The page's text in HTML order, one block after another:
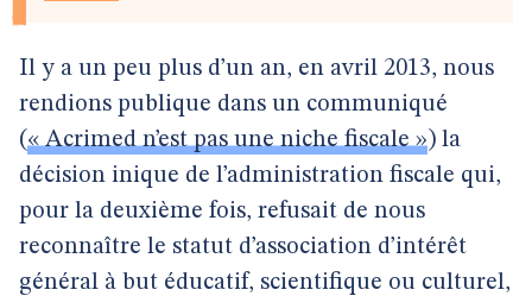
Il y a un peu plus d’un an, en avril 2013, nous
rendions publique dans un communiqué
(« Acrimed n’est pas une niche fiscale ») la
décision inique de l’administration fiscale qui,
pour la deuxième fois, refusait de nous
reconnaître le statut d’association d’intérêt
général à but éducatif, scientifique ou culturel,